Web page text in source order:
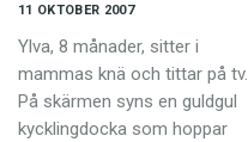
Anmäl till språkpolisen
Föreslå nyord
11 OKTOBER 2007
Ylva, 8 månader, sitter i
mammas knä och tittar på tv.
På skärmen syns en guldgul
kycklingdocka som hoppar